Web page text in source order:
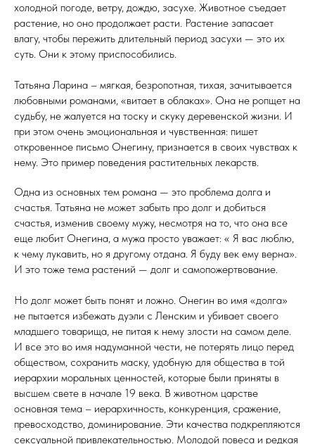
холодной погоде, ветру, дождю, засухе. Животное съедает
растение, но оно продолжает расти. Растение запасает
влагу, чтобы пережить длительный период засухи — это их
суть. Они к этому приспособились.
Татьяна Ларина – мягкая, безропотная, тихая, зачитывается
любовными романами, «витает в облаках». Она не ропщет на
судьбу, не жалуется на тоску и скуку деревенской жизни. И
при этом очень эмоциональная и чувственная: пишет
откровенное письмо Онегину, признается в своих чувствах к
нему. Это пример поведения растительных лекарств.
Одна из основных тем романа — это проблема долга и
счастья. Татьяна не может забыть про долг и добиться
счастья, изменив своему мужу, несмотря на то, что она все
еще любит Онегина, а мужа просто уважает: « Я вас люблю,
к чему лукавить, но я другому отдана. Я буду век ему верна».
И это тоже тема растений — долг и самопожертвование.
Но долг может быть понят и ложно. Онегин во имя «долга»
не пытается избежать дуэли с Ленским и убивает своего
младшего товарища, не питая к нему злости на самом деле.
И все это во имя надуманной чести, не потерять лицо перед
обществом, сохранить маску, удобную для общества в той
иерархии моральных ценностей, которые были приняты в
высшем свете в начале 19 века. В животном царстве
основная тема – иерархичность, конкуренция, сражение,
превосходство, доминирование. Эти качества подкрепляются
сексуальной привлекательностью. Молодой повеса и редкая